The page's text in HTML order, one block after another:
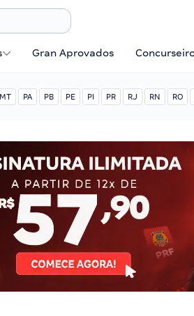
Gran Aprovados
MT PA PB PE PI PR RJ RN RO